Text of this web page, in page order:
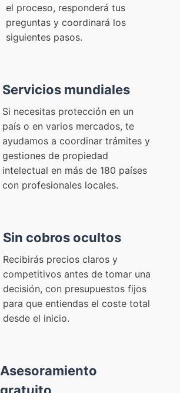
el proceso, responderá tus
preguntas y coordinará los
siguientes pasos.
Servicios mundiales
Si necesitas protección en un
país o en varios mercados, te
ayudamos a coordinar trámites y
gestiones de propiedad
intelectual en más de 180 países
con profesionales locales.
Sin cobros ocultos
Recibirás precios claros y
competitivos antes de tomar una
decisión, con presupuestos fijos
para que entiendas el coste total
desde el inicio.
Asesoramiento
gratuito